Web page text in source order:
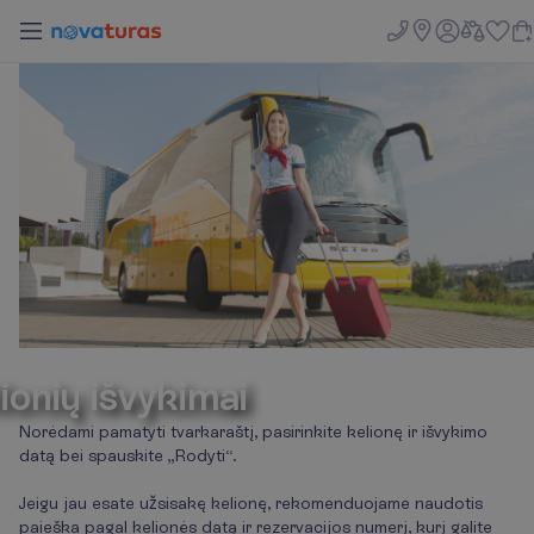
išvykimai
Norėdami pamatyti tvarkaraštį, pasirinkite kelionę ir išvykimo
datą bei spauskite „Rodyti“.
Jeigu jau esate užsisakę kelionę, rekomenduojame naudotis
paieška pagal kelionės datą ir rezervacijos numerį, kurį galite